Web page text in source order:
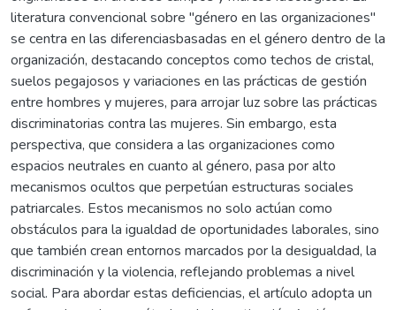
literatura convencional sobre "género en las organizaciones"
se centra en las diferenciasbasadas en el género dentro de la
organización, destacando conceptos como techos de cristal,
suelos pegajosos y variaciones en las prácticas de gestión
entre hombres y mujeres, para arrojar luz sobre las prácticas
discriminatorias contra las mujeres. Sin embargo, esta
perspectiva, que considera a las organizaciones como
espacios neutrales en cuanto al género, pasa por alto
mecanismos ocultos que perpetúan estructuras sociales
patriarcales. Estos mecanismos no solo actúan como
obstáculos para la igualdad de oportunidades laborales, sino
que también crean entornos marcados por la desigualdad, la
discriminación y la violencia, reflejando problemas a nivel
social. Para abordar estas deficiencias, el artículo adopta un